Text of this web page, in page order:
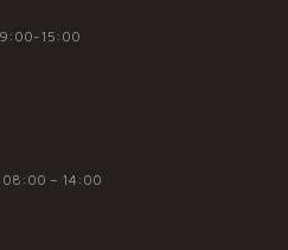
15:00
– 14:00